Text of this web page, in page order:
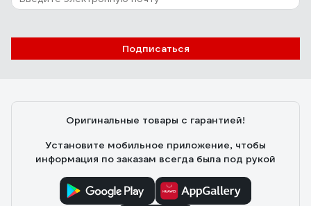
Подписаться
Оригинальные товары с гарантией!
Установите мобильное приложение, чтобы
информация по заказам всегда была под рукой